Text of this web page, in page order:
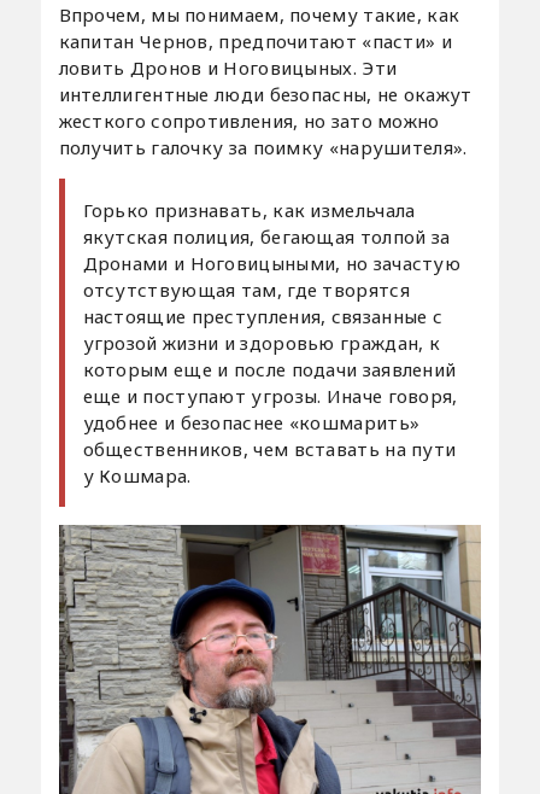
Впрочем, мы понимаем, почему такие, как
капитан Чернов, предпочитают «пасти» и
ловить Дронов и Ноговицыных. Эти
интеллигентные люди безопасны, не окажут
жесткого сопротивления, но зато можно
получить галочку за поимку «нарушителя».
Горько признавать, как измельчала
якутская полиция, бегающая толпой за
Дронами и Ноговицыными, но зачастую
отсутствующая там, где творятся
настоящие преступления, связанные с
угрозой жизни и здоровью граждан, к
которым еще и после подачи заявлений
еще и поступают угрозы. Иначе говоря,
удобнее и безопаснее «кошмарить»
общественников, чем вставать на пути
у Кошмара.